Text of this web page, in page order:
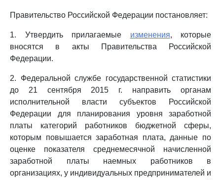
Правительство Российской Федерации постановляет:
1. Утвердить прилагаемые изменения, которые
вносятся в акты Правительства Российской
Федерации.
2. Федеральной службе государственной статистики
до 21 сентября 2015 г. направить органам
исполнительной власти субъектов Российской
Федерации для планирования уровня заработной
платы категорий работников бюджетной сферы,
которым повышается заработная плата, данные по
оценке показателя среднемесячной начисленной
заработной платы наемных работников в
организациях, у индивидуальных предпринимателей и